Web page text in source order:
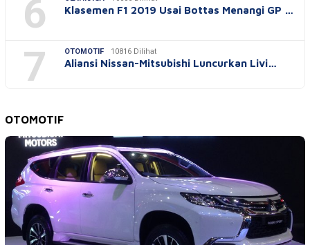
6 Klasemen F1 2019 Usai Bottas Menangi GP …
7 OTOMOTIF 10816 Dilihat
Aliansi Nissan-Mitsubishi Luncurkan Livi…
OTOMOTIF